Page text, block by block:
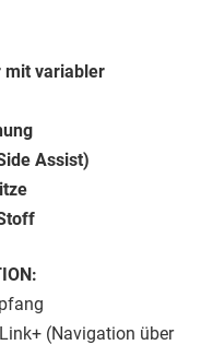
mit variabler
Assist)
(Navigation über